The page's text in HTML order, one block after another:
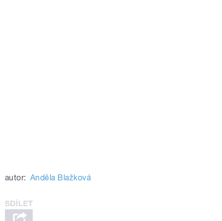
autor: Anděla Blažková